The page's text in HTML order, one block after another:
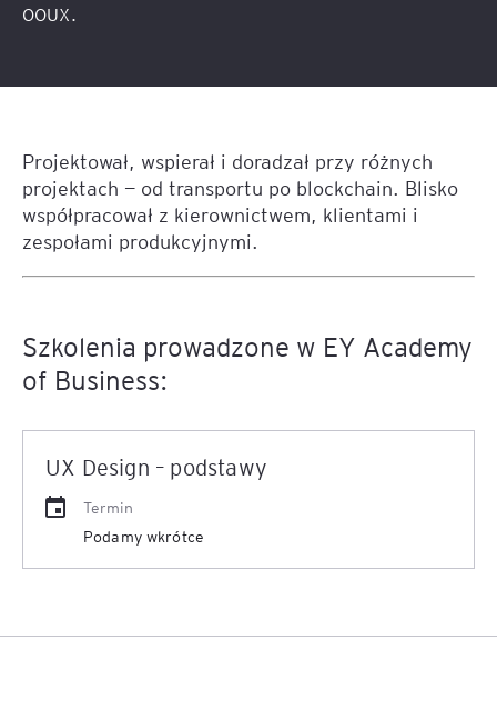
OOUX.
Projektował, wspierał i doradzał przy różnych
projektach — od transportu po blockchain. Blisko
współpracował z kierownictwem, klientami i
zespołami produkcyjnymi.
Szkolenia prowadzone w EY Academy
of Business:
UX Design – podstawy
Termin
Podamy wkrótce